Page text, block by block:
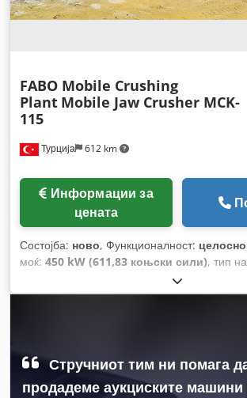
Турција 612 km
FABO Mobile Crushing
Plant Mobile Jaw Crusher MCK-
115
цената
Состојба: ново, Функционалност:
моќ: 450 kW (611,83 коњски сили), тип
, Година на изградба:
Стручниот тим ни помага
продадеме аукциските машини